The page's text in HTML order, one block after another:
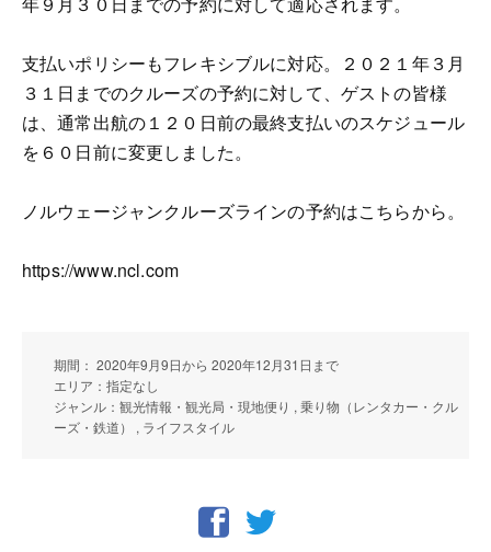
支払いポリシーもフレキシブルに対応。２０２１年３月
３１日までのクルーズの予約に対して、ゲストの皆様
は、通常出航の１２０日前の最終支払いのスケジュール
を６０日前に変更しました。
ノルウェージャンクルーズラインの予約はこちらから。
https://www.ncl.com
期間： 2020年9月9日から 2020年12月31日まで
エリア：指定なし
ジャンル：観光情報・観光局・現地便り , 乗り物（レンタカー・クル
ーズ・鉄道） , ライフスタイル